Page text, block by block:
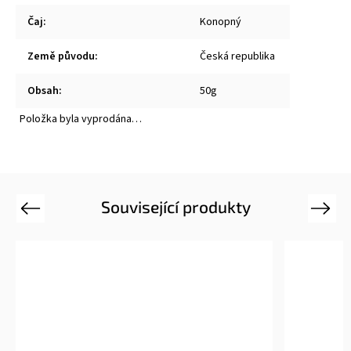
Čaj: Konopný
Země původu: Česká republika
Obsah:
50g
Položka byla vyprodána…
Související produkty
Previous Next